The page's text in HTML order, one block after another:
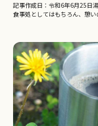
記事作成日：令和6年6月25日
食事処としてはもちろん、憩